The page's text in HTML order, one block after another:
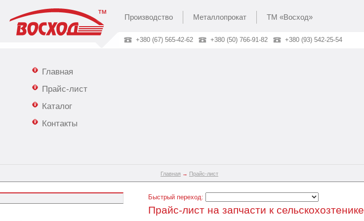
Производство Металлопрокат ТМ «Восход»
+380 (67) 565-42-62 +380 (50) 766-91-82 +380 (93) 542-25-54
Главная
Прайс-лист
Каталог
Контакты
Главная → Прайс-лист
Быстрый переход:
Прайс-лист на запчасти к сельскохозтенике